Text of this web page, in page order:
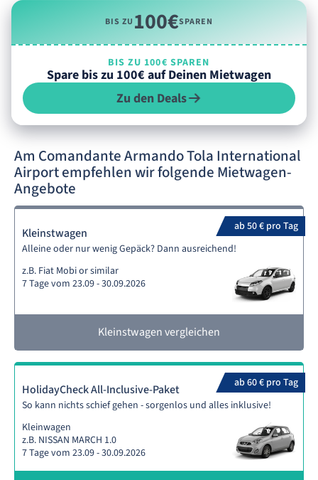
BIS ZU100€SPAREN
BIS ZU 100€ SPAREN
Spare bis zu 100€ auf Deinen Mietwagen
Zu den Deals
Am Comandante Armando Tola International
Airport empfehlen wir folgende Mietwagen-
Angebote
ab 50 € pro Tag
Kleinstwagen
Alleine oder nur wenig Gepäck? Dann ausreichend!
z.B. Fiat Mobi or similar
7 Tage vom 23.09 - 30.09.2026
Kleinstwagen vergleichen
ab 60 € pro Tag
HolidayCheck All-Inclusive-Paket
So kann nichts schief gehen - sorgenlos und alles inklusive!
Kleinwagen
z.B. NISSAN MARCH 1.0
7 Tage vom 23.09 - 30.09.2026